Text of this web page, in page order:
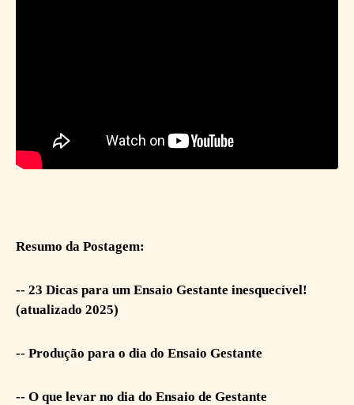
Resumo da Postagem:
-- 23 Dicas para um Ensaio Gestante inesquecível!
(atualizado 2025)
-- Produção para o dia do Ensaio Gestante
-- O que levar no dia do Ensaio de Gestante